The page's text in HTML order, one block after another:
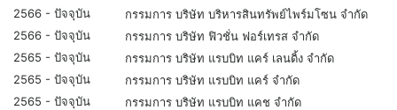
2566 - ปัจจุบัน
กรรมการ บริษัท บริหารสินทรัพย์ไพร์มโซน จำกัด
2566 - ปัจจุบัน
กรรมการ บริษัท ฟิวชั่น ฟอร์เทรส จำกัด
2565 - ปัจจุบัน
กรรมการ บริษัท แรบบิท แคร์ เลนดิ้ง จำกัด
2565 - ปัจจุบัน
กรรมการ บริษัท แรบบิท แคร์ จำกัด
2565 - ปัจจุบัน
กรรมการ บริษัท แรบบิท แคช จำกัด